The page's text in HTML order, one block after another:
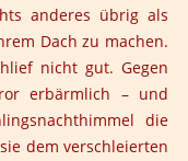
anderes übrig als
Dach zu machen.
nicht gut. Gegen
erbärmlich – und
die
dem verschleierten